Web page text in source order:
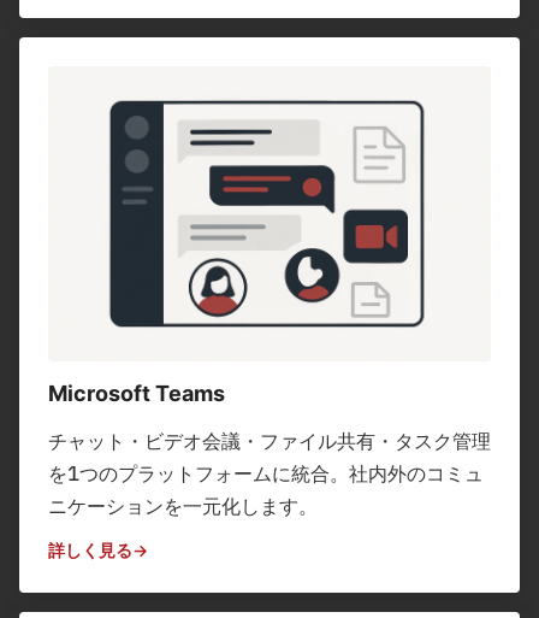
Microsoft Teams
チャット・ビデオ会議・ファイル共有・タスク管理
を1つのプラットフォームに統合。社内外のコミュ
ニケーションを一元化します。
詳しく見る